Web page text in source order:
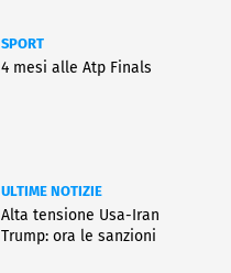
SPORT
4 mesi alle Atp Finals
ULTIME NOTIZIE
Alta tensione Usa-Iran
Trump: ora le sanzioni